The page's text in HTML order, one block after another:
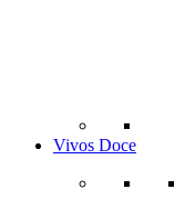
Vivos Doce